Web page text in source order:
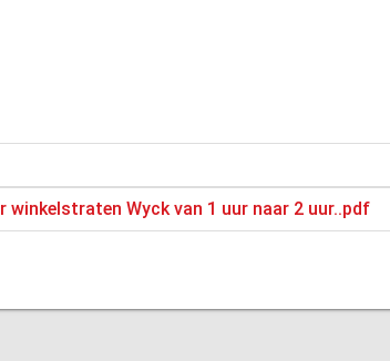
winkelstraten Wyck van 1 uur naar 2 uur..pdf